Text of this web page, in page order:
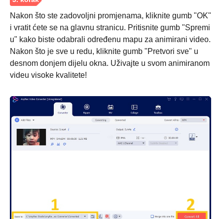
Nakon što ste zadovoljni promjenama, kliknite gumb "OK"
i vratit ćete se na glavnu stranicu. Pritisnite gumb "Spremi
u" kako biste odabrali određenu mapu za animirani video.
Nakon što je sve u redu, kliknite gumb "Pretvori sve" u
desnom donjem dijelu okna. Uživajte u svom animiranom
videu visoke kvalitete!